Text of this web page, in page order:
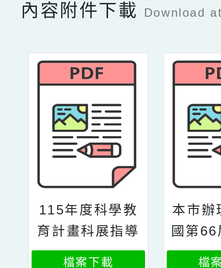
內容附件下載 Download
115年度科學教
育計畫科展指導
教師經驗分享講
檔案下載
本市辦
國第
科學
檔